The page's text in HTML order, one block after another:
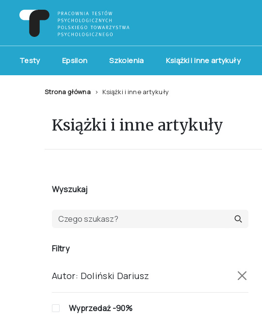
Testy Epsilon Szkolenia Książki i inne artykuły
Strona główna Książki i inne artykuły
Książki i inne artykuły
Wyszukaj
Filtry
Autor: Doliński Dariusz
Wyprzedaż -90%